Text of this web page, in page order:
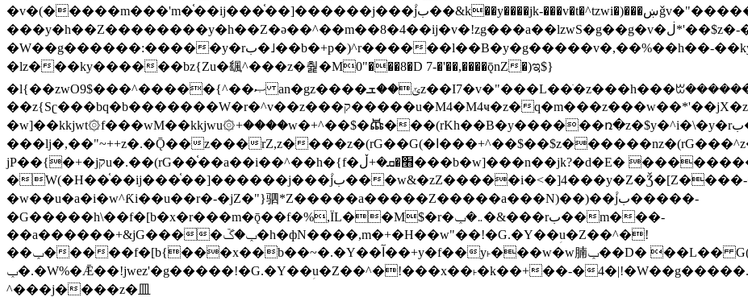
�v�(�����m���'m�֫��ij���֫��]������j���۫jب��&k��y����jk-���v�t�^tzwi�)���ښǧv�"�����z�"������y�Z�Ǯ�[Z����-
���y�h��Z��������y�h��Z�ǝ��^��m��8�4��ij�v�!zg���a��lzwS�g��g�v�ڶ*'��$z�-�֥ ��L!
�W��g������:�����y�rب�˩��b�+p�)^r������l��B�y�g�����v�,��%��h��-��ky���{^��+y�^��oz��ʗ������ޮ'�竝��}
�lz���ky������bz{Zu�颻^���z�춽�M0"���8�D 7-�'��,����ǭnZ�)ಇ$}
�l{��zwO9$���^�����{^��ޞ an�gz����ݶ��ܫz��I7�v�"���L��ֹ�z���h���ꔱ���������ݢe,z� z{k���
��z{Sʗ���bq�b��� ����W�r�^v��z���ק�����u�M4�M4ҹ�z�q�m���z���w��*'��jX�z��z�Ţ��ם�涶
�w]��kkjwt۞f���wM��kkjwu۞+����w�+^��$�ꬡ���(rKh��B�y������ռ�z�$y�^i�\�y�rب��b���朆
���lj�,��"~++z�.�Ǭ��z���rZ,z����z�(rG��G(�ا���+^��$��$z������nz�(rG���^z�_���r(rG���,}�h��+z۫��-jW(�w��*'��-
jP��{�+�jקu�.��(rG��֫��a��i��^��h�{f�׫�ܩ�+ڵ���b�w]���n��jk?�d�E� ���������u���'��\���j�>}
�W(�H��֫��ij���֫��]������j���۫jب���w&�zZ�����i�<�]4���y�Z�Ǯ�[Z����-���y�h��Z��m����֫����a��涶
�w��u�a�i�w^Ƙi��u��r�-�jZ�"}驷*Z�����a�����Z�����a���N)��)��۫jب�����-
�G�����h\��f�[b�x�r���m�ǭ��f�%,ÏL��M$�r�܅�ݕ�&���rب��m���-
��a������+&jG����ݕ�ڱ�h�фN����,m�+�H��w"��!�G.�Y��ؚu�Z��^�!
��ݕ�����f�[b{���x��b��~�.�Y��آ��+y�f��y˫���w�w腩ݕ��D� ��L�� G(u�+z����>��뢻>�˫�k��*ޚ�ޅ�ݕ顊w腩
ݕ�.�W%�Ǣ��!jwez'�g�����!�G.�Y��ؚu�Z��^�!���x��˫�k��+��-�4�|!�W��g�����.�Y��؜���޶���z�l��z�lz��ǫ��욇
^���j����z�⽫